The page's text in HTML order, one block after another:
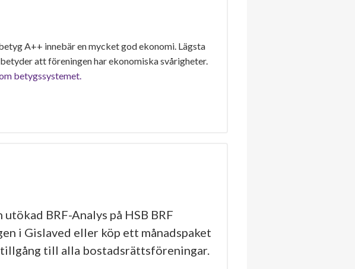
A++ innebär en mycket god ekonomi. Lägsta
att föreningen har ekonomiska svårigheter.
betygssystemet.
utökad BRF-Analys på HSB BRF
i Gislaved eller köp ett månadspaket
till alla bostadsrättsföreningar.